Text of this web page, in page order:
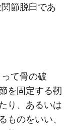
節脱臼であ
て骨の破
を固定する靭
り、あるいは
ものをいい、